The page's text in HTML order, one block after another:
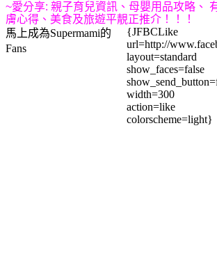
~愛分享: 親子育兒資訊、母嬰用品攻略、
膚心得、美食及旅遊平靚正推介 ！！！
馬上成為Supermami的
Fans
{JFBCLike
url=http://
layout=standard
show_faces=false
width=300
action=like
colorscheme=light}